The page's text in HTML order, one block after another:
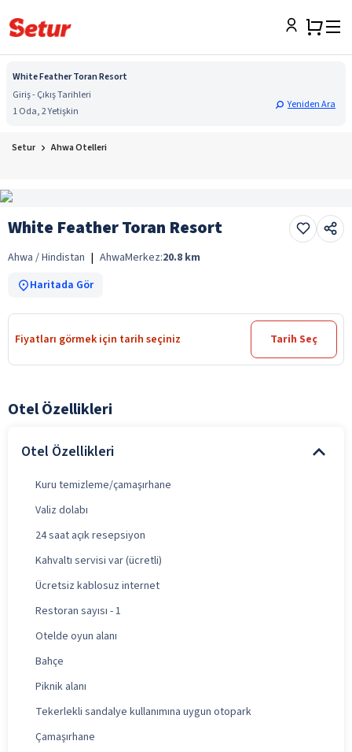
White Feather Toran Resort
Giriş - Çıkış Tarihleri
1 Oda, 2 Yetişkin
Yeniden Ara
Setur Ahwa Otelleri
White Feather Toran Resort
Ahwa / Hindistan | AhwaMerkez:20.8 km
Haritada Gör
Fiyatları görmek için tarih seçiniz Tarih Seç
Otel Özellikleri
Otel Özellikleri
Kuru temizleme/çamaşırhane
Valiz dolabı
24 saat açık resepsiyon
Kahvaltı servisi var (ücretli)
Ücretsiz kablosuz internet
Restoran sayısı - 1
Otelde oyun alanı
Bahçe
Piknik alanı
Tekerlekli sandalye kullanımına uygun otopark
Çamaşırhane